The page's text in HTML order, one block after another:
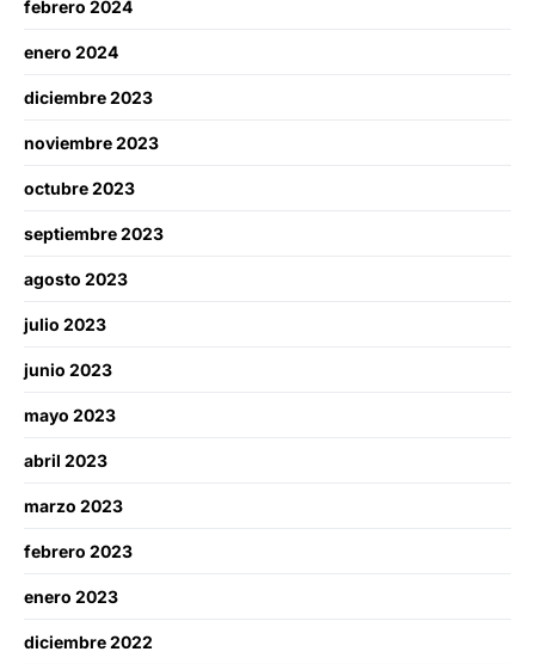
febrero 2024
enero 2024
diciembre 2023
noviembre 2023
octubre 2023
septiembre 2023
agosto 2023
julio 2023
junio 2023
mayo 2023
abril 2023
marzo 2023
febrero 2023
enero 2023
diciembre 2022